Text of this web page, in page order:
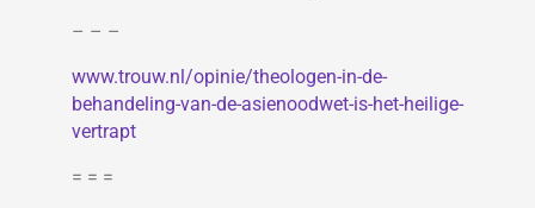
– – –
www.trouw.nl/opinie/theologen-in-de-
behandeling-van-de-asienoodwet-is-het-heilige-
vertrapt
= = =